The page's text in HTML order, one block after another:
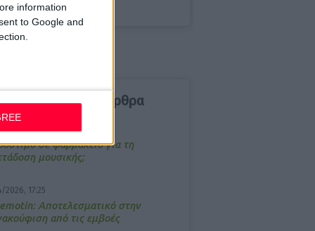
information
to Google and
δημοφιλέστερα άρθρα
3/2026, 16:44
σε φαρμακείο για τη
μουσικής;
2026, 17:25
Αποτελεσματικό στην
από τις εμβοές